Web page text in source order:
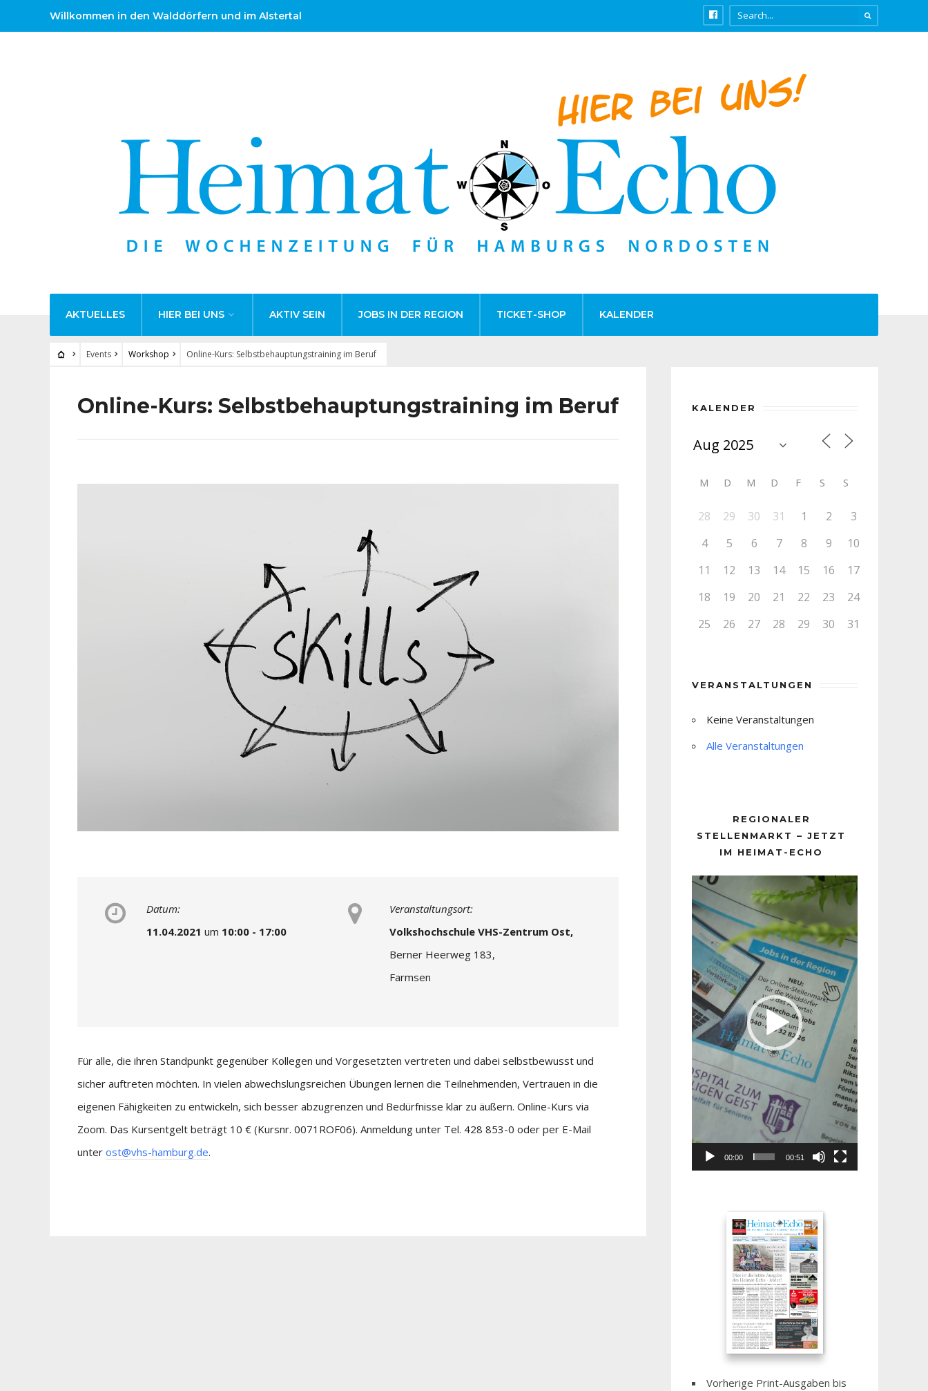
Willkommen in den Walddörfern und im Alstertal
AKTUELLES HIER BEI UNS AKTIV SEIN JOBS IN DER REGION TICKET-SHOP KALENDER
Events Workshop Online-Kurs: Selbstbehauptungstraining im Beruf
Online-Kurs: Selbstbehauptungstraining im Beruf
Datum:
11.04.2021 um 10:00 - 17:00
Veranstaltungsort:
Volkshochschule VHS-Zentrum Ost,
Berner Heerweg 183,
Farmsen
Für alle, die ihren Standpunkt gegenüber Kollegen und Vorgesetzten vertreten und dabei selbstbewusst und
sicher auftreten möchten. In vielen abwechslungsreichen Übungen lernen die Teilnehmenden, Vertrauen in die
eigenen Fähigkeiten zu entwickeln, sich besser abzugrenzen und Bedürfnisse klar zu äußern. Online-Kurs via
Zoom. Das Kursentgelt beträgt 10 € (Kursnr. 0071ROF06). Anmeldung unter Tel. 428 853-0 oder per E-Mail
unter ost@vhs-hamburg.de.
KALENDER
M D M D F S S
28 29 30 31 1 2
3
4
5 6 7 8 9
10
11
12 13 14 15 16
17
18
19 20 21 22 23
24
25
26 27 28 29 30 31
VERANSTALTUNGEN
Keine Veranstaltungen
Alle Veranstaltungen
REGIONALER
STELLENMARKT – JETZT
IM HEIMAT-ECHO
Player
00:00 00:51
Vorherige Print-Ausgaben bis